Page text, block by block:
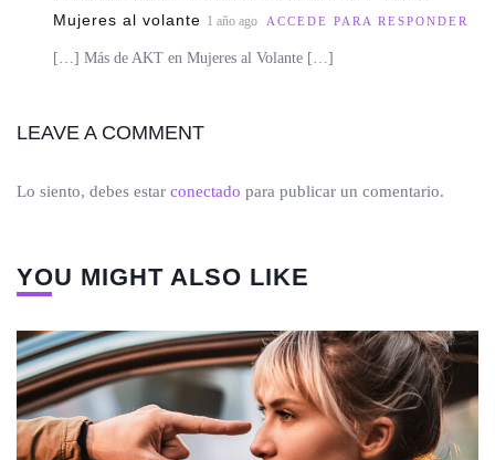
Mujeres al volante 1 año ago ACCEDE PARA RESPONDER
[…] Más de AKT en Mujeres al Volante […]
LEAVE A COMMENT
Lo siento, debes estar conectado para publicar un comentario.
YOU MIGHT ALSO LIKE